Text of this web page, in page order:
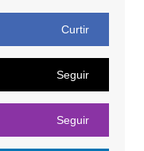
Curtir
Seguir
Seguir